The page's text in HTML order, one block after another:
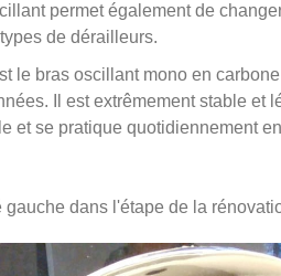
permet également de
de dérailleurs.
le bras oscillant mono en
Il est extrêmement stable et
et se pratique quotidiennement
gauche dans l'étape de la